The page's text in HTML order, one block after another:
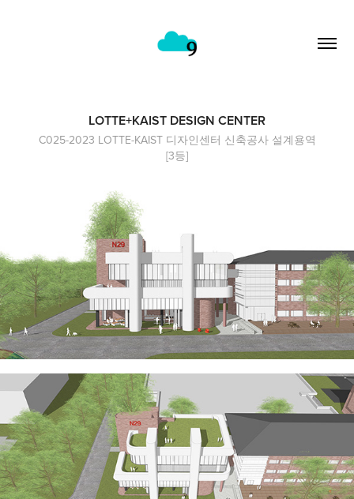
LOTTE+KAIST DESIGN CENTER
C025-2023 LOTTE-KAIST 디자인센터 신축공사 설계용역
[3등]